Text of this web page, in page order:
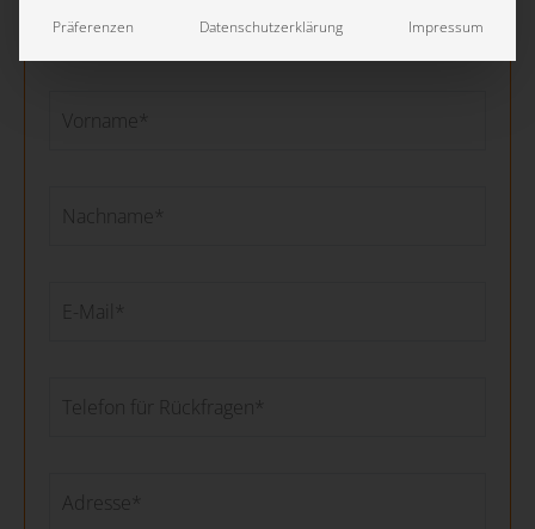
Präferenzen Datenschutzerklärung Impressum